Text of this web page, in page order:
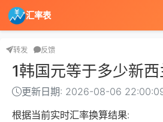
汇率表
转发 反馈
1韩国元等于多少新
更新日期: 2026-08-06
根据当前实时汇率换算结果: